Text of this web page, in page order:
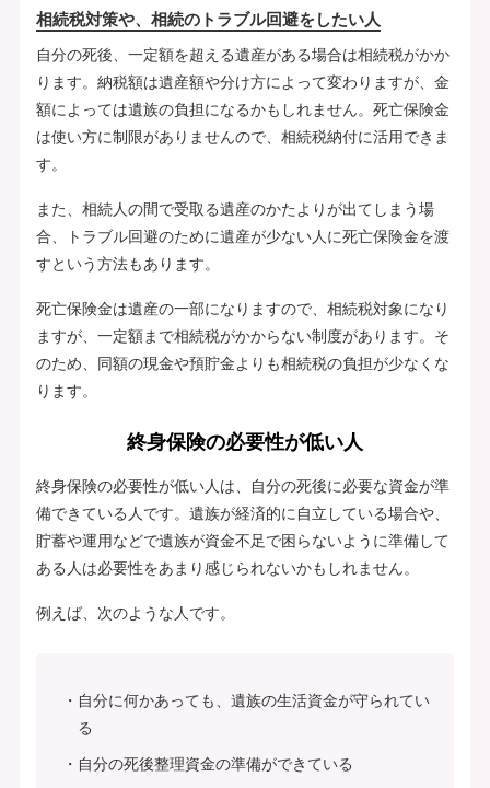
相続税対策や、相続のトラブル回避をしたい人
自分の死後、一定額を超える遺産がある場合は相続税がかか
ります。納税額は遺産額や分け方によって変わりますが、金
額によっては遺族の負担になるかもしれません。死亡保険金
は使い方に制限がありませんので、相続税納付に活用できま
す。
また、相続人の間で受取る遺産のかたよりが出てしまう場
合、トラブル回避のために遺産が少ない人に死亡保険金を渡
すという方法もあります。
死亡保険金は遺産の一部になりますので、相続税対象になり
ますが、一定額まで相続税がかからない制度があります。そ
のため、同額の現金や預貯金よりも相続税の負担が少なくな
ります。
終身保険の必要性が低い人
終身保険の必要性が低い人は、自分の死後に必要な資金が準
備できている人です。遺族が経済的に自立している場合や、
貯蓄や運用などで遺族が資金不足で困らないように準備して
ある人は必要性をあまり感じられないかもしれません。
例えば、次のような人です。
自分に何かあっても、遺族の生活資金が守られてい
る
自分の死後整理資金の準備ができている